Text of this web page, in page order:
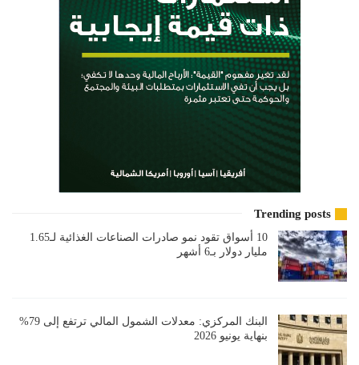
Trending posts
10 أسواق تقود نمو صادرات الصناعات الغذائية لـ1.65
مليار دولار بـ6 أشهر
البنك المركزي: معدلات الشمول المالي ترتفع إلى 79%
بنهاية يونيو 2026